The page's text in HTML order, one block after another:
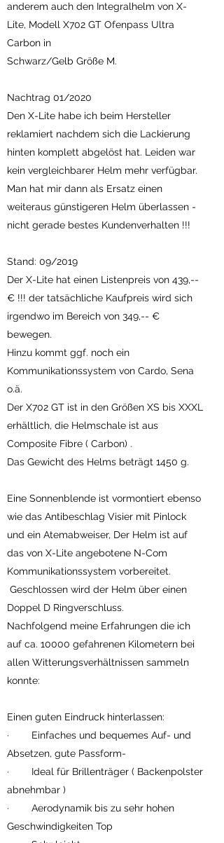
anderem auch den Integralhelm von X-
Lite, Modell X702 GT Ofenpass Ultra
Carbon in
Schwarz/Gelb Größe M.
Nachtrag 01/2020
Den X-Lite habe ich beim Hersteller
reklamiert nachdem sich die Lackierung
hinten komplett abgelöst hat. Leiden war
kein vergleichbarer Helm mehr verfügbar.
Man hat mir dann als Ersatz einen
weiteraus günstigeren Helm überlassen -
nicht gerade bestes Kundenverhalten !!!
Stand: 09/2019
Der X-Lite hat einen Listenpreis von 439,--
€ !!! der tatsächliche Kaufpreis wird sich
irgendwo im Bereich von 349,-- €
bewegen.
Hinzu kommt ggf. noch ein
Kommunikationssystem von Cardo, Sena
o.ä.
Der X702 GT ist in den Größen XS bis XXXL
erhältlich, die Helmschale ist aus
Composite Fibre ( Carbon) .
Das Gewicht des Helms beträgt 1450 g.
Eine Sonnenblende ist vormontiert ebenso
wie das Antibeschlag Visier mit Pinlock
und ein Atemabweiser, Der Helm ist auf
das von X-Lite angebotene N-Com
Kommunikationssystem vorbereitet.
Geschlossen wird der Helm über einen
Doppel D Ringverschluss.
Nachfolgend meine Erfahrungen die ich
auf ca. 10000 gefahrenen Kilometern bei
allen Witterungsverhältnissen sammeln
konnte:
Einen guten Eindruck hinterlassen:
· Einfaches und bequemes Auf- und
Absetzen, gute Passform-
· Ideal für Brillenträger ( Backenpolster
abnehmbar )
· Aerodynamik bis zu sehr hohen
Geschwindigkeiten Top